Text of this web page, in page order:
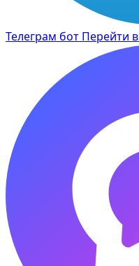
Телеграм бот Перейти